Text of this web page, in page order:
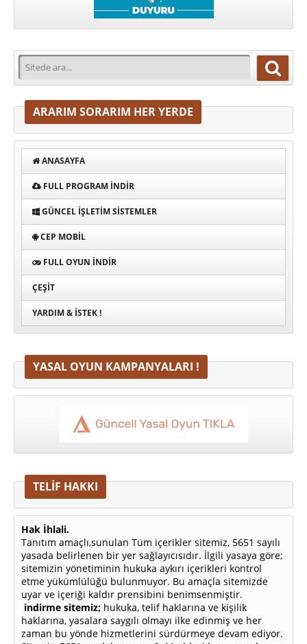
ARARIM SORARIM HER YERDE
ANASAYFA
FULL PROGRAM INDIR
GÜNCEL İŞLETIM SISTEMLER
CEP MOBIL
FULL OYUN İNDIR
ÇEŞIT
YARDIM & İSTEK !
YASAL OYUN KAMPANYALARI !
TELİF HAKKI
Hak İhlali.
Tanıtım amaçlı,sunulan Tüm içerikler sitemiz, 5651 sayılı
yasada belirlenen bir yer sağlayıcısıdır. İlgili yasaya göre;
sitemizin yönetiminin hukuka aykırı içerikleri kontrol
etme yükümlülüğü bulunmuyor. Bu amaçla sitemizde
uyar ve içeriği kaldır prensibini benimsenmiştir.
indirme sitemiz; hukuka, telif haklarına ve kişilik
haklarına, yasalara saygılı olmayı ilke edinmiş ve her
zaman bu yönde hizmetlerini sürdürmeye devam ediyor.